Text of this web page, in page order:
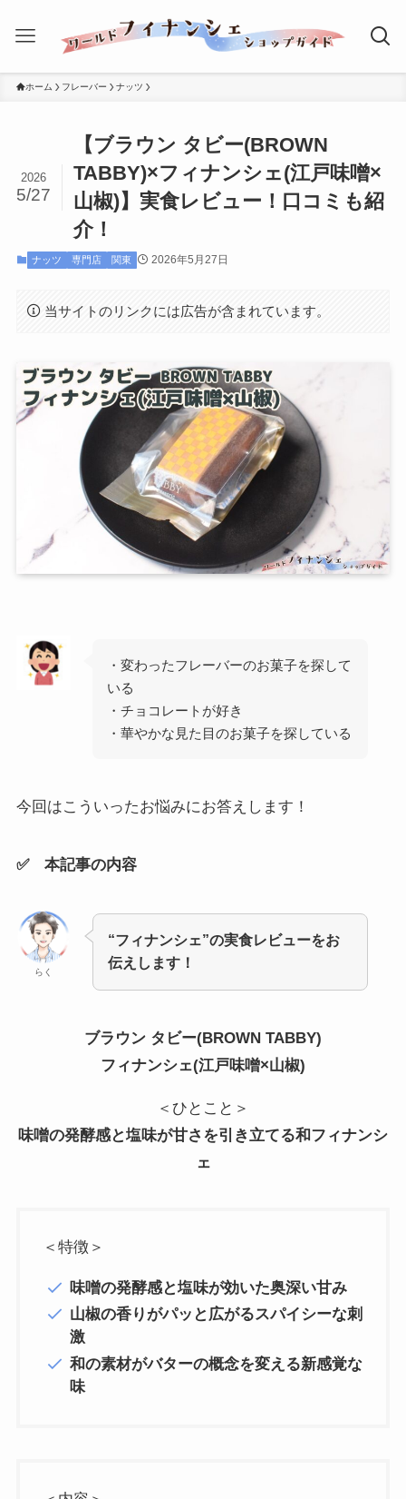
ホーム フレーバー ナッツ
【ブラウン タビー(BROWN
TABBY)×フィナンシェ(江戸味噌×
山椒)】実食レビュー！口コミも紹
介！
2026
5/27
ナッツ 専門店 関東 2026年5月27日
当サイトのリンクには広告が含まれています。
・変わったフレーバーのお菓子を探して
いる
・チョコレートが好き
・華やかな見た目のお菓子を探している
今回はこういったお悩みにお答えします！
✅ 本記事の内容
らく
“フィナンシェ”の実食レビューをお
伝えします！
ブラウン タビー(BROWN TABBY)
フィナンシェ(江戸味噌×山椒)
＜ひとこと＞
味噌の発酵感と塩味が甘さを引き立てる和フィナンシ
ェ
＜特徴＞
味噌の発酵感と塩味が効いた奥深い甘み
山椒の香りがパッと広がるスパイシーな刺
激
和の素材がバターの概念を変える新感覚な
味